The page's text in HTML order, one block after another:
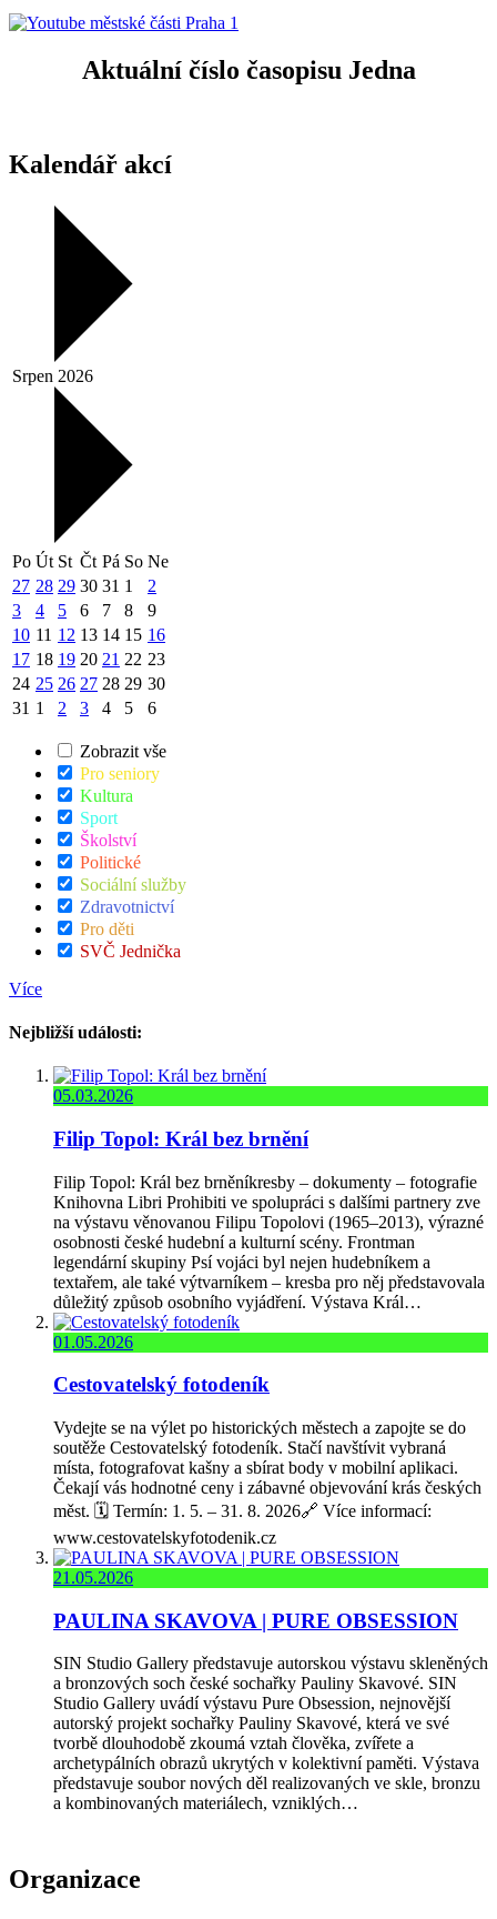
Aktuální číslo časopisu Jedna
Kalendář akcí
Srpen 2026
Po Út St Čt Pá So Ne
27 28 29 30 31 1
2
3
4 5 6 7 8
9
10 11 12 13 14 15 16
17 18 19 20 21 22 23
24 25 26 27 28 29 30
31 1 2 3 4 5 6
Zobrazit vše
Pro seniory
Kultura
Sport
Školství
Politické
Sociální služby
Zdravotnictví
Pro děti
SVČ Jednička
Více
Nejbližší události:
05.03.2026
Filip Topol: Král bez brnění
Filip Topol: Král bez brněníkresby – dokumenty – fotografie
Knihovna Libri Prohibiti ve spolupráci s dalšími partnery zve
na výstavu věnovanou Filipu Topolovi (1965–2013), výrazné
osobnosti české hudební a kulturní scény. Frontman
legendární skupiny Psí vojáci byl nejen hudebníkem a
textařem, ale také výtvarníkem – kresba pro něj představovala
důležitý způsob osobního vyjádření. Výstava Král…
01.05.2026
Cestovatelský fotodeník
Vydejte se na výlet po historických městech a zapojte se do
soutěže Cestovatelský fotodeník. Stačí navštívit vybraná
místa, fotografovat kašny a sbírat body v mobilní aplikaci.
Čekají vás hodnotné ceny i zábavné objevování krás českých
měst. 🗓️ Termín: 1. 5. – 31. 8. 2026🔗 Více informací:
www.cestovatelskyfotodenik.cz
21.05.2026
PAULINA SKAVOVA | PURE OBSESSION
SIN Studio Gallery představuje autorskou výstavu skleněných
a bronzových soch české sochařky Pauliny Skavové. SIN
Studio Gallery uvádí výstavu Pure Obsession, nejnovější
autorský projekt sochařky Pauliny Skavové, která ve své
tvorbě dlouhodobě zkoumá vztah člověka, zvířete a
archetypálních obrazů ukrytých v kolektivní paměti. Výstava
představuje soubor nových děl realizovaných ve skle, bronzu
a kombinovaných materiálech, vzniklých…
Organizace